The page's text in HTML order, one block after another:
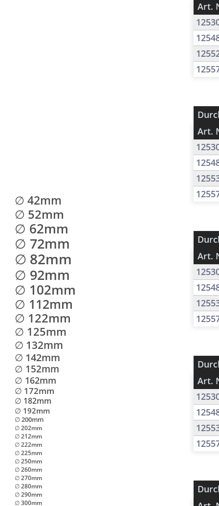
Art.
Art.
Art.
Art.
∅ 42mm
∅ 52mm
∅ 62mm
∅ 72mm
∅ 82mm
∅ 92mm
∅ 102mm
∅ 112mm
∅ 122mm
∅ 125mm
∅ 132mm
∅ 142mm
∅ 152mm
∅ 162mm
∅ 172mm
∅ 182mm
∅ 192mm
∅ 200mm
∅ 202mm
∅ 212mm
∅ 222mm
∅ 225mm
∅ 250mm
∅ 260mm
∅ 270mm
∅ 280mm
∅ 290mm
∅ 300mm